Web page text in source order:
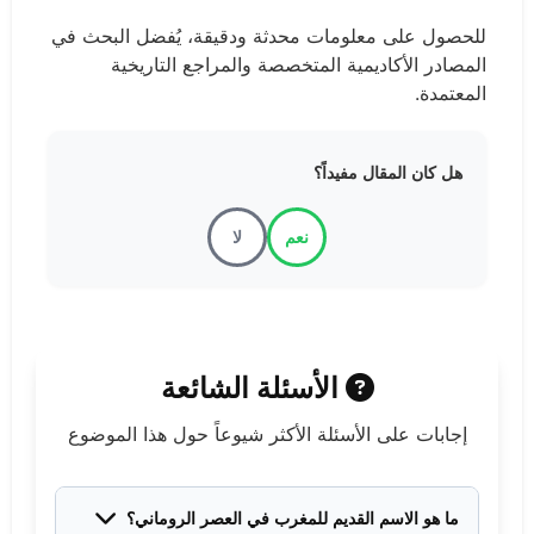
للحصول على معلومات محدثة ودقيقة، يُفضل البحث في
المصادر الأكاديمية المتخصصة والمراجع التاريخية
المعتمدة.
هل كان المقال مفيداً؟
نعم لا
الأسئلة الشائعة
إجابات على الأسئلة الأكثر شيوعاً حول هذا الموضوع
ما هو الاسم القديم للمغرب في العصر الروماني؟